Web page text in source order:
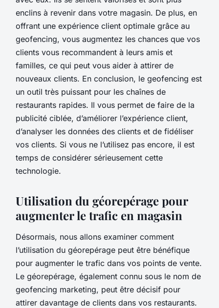
enclins à revenir dans votre magasin. De plus, en
offrant une expérience client optimale grâce au
geofencing, vous augmentez les chances que vos
clients vous recommandent à leurs amis et
familles, ce qui peut vous aider à attirer de
nouveaux clients. En conclusion, le geofencing est
un outil très puissant pour les chaînes de
restaurants rapides. Il vous permet de faire de la
publicité ciblée, d’améliorer l’expérience client,
d’analyser les données des clients et de fidéliser
vos clients. Si vous ne l’utilisez pas encore, il est
temps de considérer sérieusement cette
technologie.
Utilisation du géorepérage pour
augmenter le trafic en magasin
Désormais, nous allons examiner comment
l’utilisation du géorepérage peut être bénéfique
pour augmenter le trafic dans vos points de vente.
Le géorepérage, également connu sous le nom de
geofencing marketing, peut être décisif pour
attirer davantage de clients dans vos restaurants.